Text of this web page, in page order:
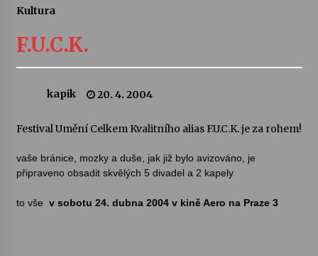
Vernisáž výstavy Josefíny Duškové: Stávám se
kapkou
Veselí muzikanti
30. 7. 2026
Kultura
F.U.C.K.
kapik 20. 4. 2004
Festival Umění Celkem Kvalitního alias F.U.C.K. je za rohem!
vaše bránice, mozky a duše, jak již bylo avizováno, je
připraveno obsadit skvělých 5 divadel a 2 kapely
to vše v sobotu 24. dubna 2004 v kině Aero na Praze 3